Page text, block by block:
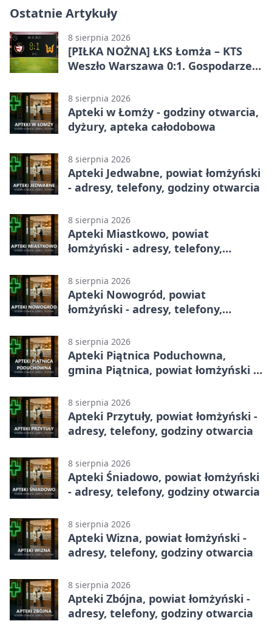
Ostatnie Artykuły
8 sierpnia 2026
[PIŁKA NOŻNA] ŁKS Łomża – KTS
Weszło Warszawa 0:1. Gospodarze
1 (Grupa I)
8 sierpnia 2026
Apteki w Łomży - godziny otwarcia,
dyżury, apteka całodobowa
8 sierpnia 2026
Apteki Jedwabne, powiat łomżyński
- adresy, telefony, godziny otwarcia
8 sierpnia 2026
Apteki Miastkowo, powiat
łomżyński - adresy, telefony,
8 sierpnia 2026
Apteki Nowogród, powiat
łomżyński - adresy, telefony,
8 sierpnia 2026
Apteki Piątnica Poduchowna,
gmina Piątnica, powiat łomżyński -
8 sierpnia 2026
Apteki Przytuły, powiat łomżyński -
adresy, telefony, godziny otwarcia
8 sierpnia 2026
Apteki Śniadowo, powiat łomżyński
- adresy, telefony, godziny otwarcia
8 sierpnia 2026
Apteki Wizna, powiat łomżyński -
adresy, telefony, godziny otwarcia
8 sierpnia 2026
Apteki Zbójna, powiat łomżyński -
adresy, telefony, godziny otwarcia